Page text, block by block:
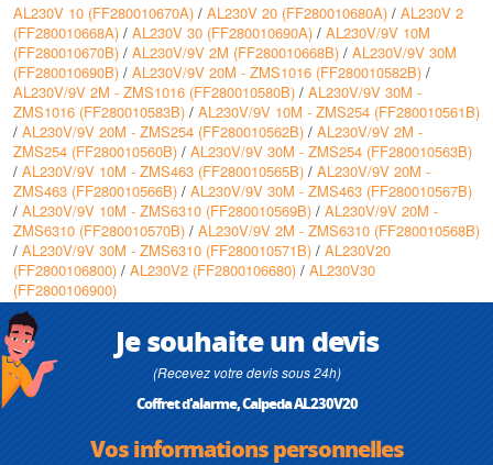
AL230V 10 (FF280010670A) / AL230V 20 (FF280010680A) / AL230V 2
(FF280010668A) / AL230V 30 (FF280010690A) / AL230V/9V 10M
(FF280010670B) / AL230V/9V 2M (FF280010668B) / AL230V/9V 30M
(FF280010690B) / AL230V/9V 20M - ZMS1016 (FF280010582B) /
AL230V/9V 2M - ZMS1016 (FF280010580B) / AL230V/9V 30M -
ZMS1016 (FF280010583B) / AL230V/9V 10M - ZMS254 (FF280010561B)
/ AL230V/9V 20M - ZMS254 (FF280010562B) / AL230V/9V 2M -
ZMS254 (FF280010560B) / AL230V/9V 30M - ZMS254 (FF280010563B)
/ AL230V/9V 10M - ZMS463 (FF280010565B) / AL230V/9V 20M -
ZMS463 (FF280010566B) / AL230V/9V 30M - ZMS463 (FF280010567B)
/ AL230V/9V 10M - ZMS6310 (FF280010569B) / AL230V/9V 20M -
ZMS6310 (FF280010570B) / AL230V/9V 2M - ZMS6310 (FF280010568B)
/ AL230V/9V 30M - ZMS6310 (FF280010571B) / AL230V20
(FF2800106800) / AL230V2 (FF2800106680) / AL230V30
(FF2800106900)
Je souhaite un devis
(Recevez votre devis sous 24h)
Coffret d'alarme, Calpeda AL230V20
Vos informations personnelles